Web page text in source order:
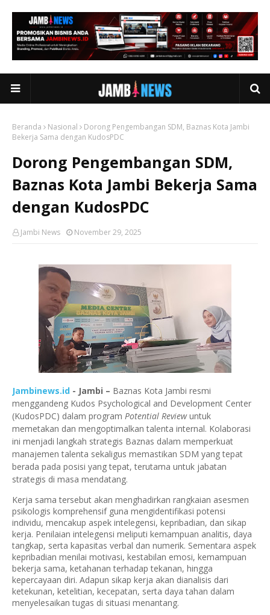
Beranda Nasional
Dorong Pengembangan SDM, Baznas Kota Jambi
Bekerja Sama dengan KudosPDC
Dorong Pengembangan SDM,
Baznas Kota Jambi Bekerja Sama
dengan KudosPDC
Jambi News November 29, 2025
Jambinews.id - Jambi – Baznas Kota Jambi resmi
menggandeng Kudos Psychological and Development Center
(KudosPDC) dalam program Potential Reviewuntuk
memetakan dan mengoptimalkan talenta internal. Kolaborasi
ini menjadi langkah strategis Baznas dalam memperkuat
manajemen talenta sekaligus memastikan SDM yang tepat
berada pada posisi yang tepat, terutama untuk jabatan
strategis di masa mendatang.
Kerja sama tersebut akan menghadirkan rangkaian asesmen
psikologis komprehensif guna mengidentifikasi potensi
individu, mencakup aspek intelegensi, kepribadian, dan sikap
kerja. Penilaian intelegensi meliputi kemampuan analitis, daya
tangkap, serta kapasitas verbal dan numerik. Sementara aspek
kepribadian menilai motivasi, kestabilan emosi, kemampuan
bekerja sama, ketahanan terhadap tekanan, hingga
kepercayaan diri. Adapun sikap kerja akan dianalisis dari
ketekunan, ketelitian, kecepatan, serta daya tahan dalam
menyelesaikan tugas di situasi menantang.